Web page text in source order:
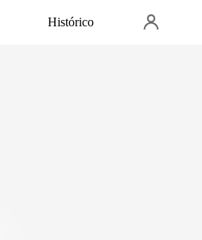
Histórico